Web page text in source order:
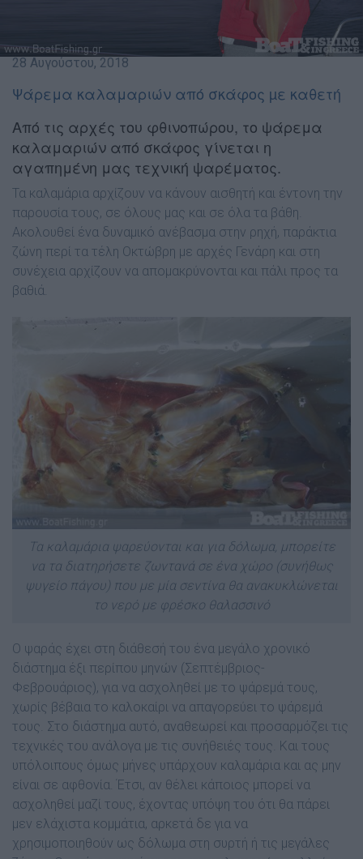
28 Αυγούστου, 2018
Ψάρεμα καλαμαριών από σκάφος µε καθετή
Από τις αρχές του φθινοπώρου, το ψάρεμα
καλαμαριών από σκάφος γίνεται η
αγαπημένη μας τεχνική ψαρέματος.
Τα καλαμάρια αρχίζουν να κάνουν αισθητή και έντονη την
παρουσία τους, σε όλους μας και σε όλα τα βάθη.
Ακολουθεί ένα δυναμικό ανέβασμα στην ρηχή, παράκτια
ζώνη περί τα τέλη Οκτώβρη με αρχές Γενάρη και στη
συνέχεια αρχίζουν να απομακρύνονται και πάλι προς τα
βαθιά.
Τα καλαμάρια ψαρεύονται και για δόλωμα, μπορείτε
να τα διατηρήσετε ζωντανά σε ένα χώρο (συνήθως
ψυγείο πάγου) που με μία σεντίνα θα ανακυκλώνεται
το νερό με φρέσκο θαλασσινό
Ο ψαράς έχει στη διάθεσή του ένα μεγάλο χρονικό
διάστημα έξι περίπου μηνών (Σεπτέμβριος-
Φεβρουάριος), για να ασχοληθεί με το ψάρεμά τους,
χωρίς βέβαια το καλοκαίρι να απαγορεύει το ψάρεμά
τους. Στο διάστημα αυτό, αναθεωρεί και προσαρμόζει τις
τεχνικές του ανάλογα με τις συνήθειές τους. Και τους
υπόλοιπους όμως μήνες υπάρχουν καλαμάρια και ας μην
είναι σε αφθονία. Έτσι, αν θέλει κάποιος μπορεί να
ασχοληθεί μαζί τους, έχοντας υπόψη του ότι θα πάρει
μεν ελάχιστα κομμάτια, αρκετά δε για να
χρησιμοποιηθούν ως δόλωμα στη συρτή ή τις μεγάλες